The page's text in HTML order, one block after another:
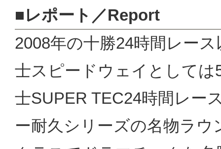
■レポート／Report
2008年の十勝24時間レー
士スピードウェイとして
士SUPER TEC24時間レー
ー耐久シリーズの名物ラ